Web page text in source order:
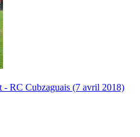
RC Cubzaguais (7 avril 2018)